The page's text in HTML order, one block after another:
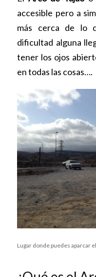
accesible pero a
más cerca de lo
dificultad alguna
tener los ojos
en todas las cosas….
Lugar donde puedes aparcar